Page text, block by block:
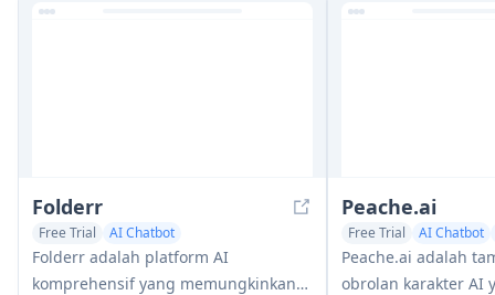
Folderr
Free Trial
AI Chatbot
AI Documents Assistant
Folderr adalah platform AI
komprehensif yang memungkinkan
Peache.ai
Free Trial AI Chatbot
Peache.ai adalah
obrolan karakter AI